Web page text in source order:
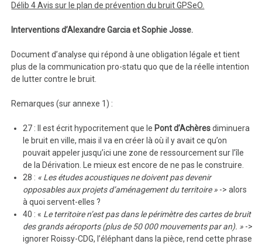
Délib 4 Avis sur le plan de prévention du bruit GPSeO.
Interventions d’Alexandre Garcia et Sophie Josse.
Document d’analyse qui répond à une obligation légale et tient
plus de la communication pro-statu quo que de la réelle intention
de lutter contre le bruit.
Remarques (sur annexe 1) :
27 : Il est écrit hypocritement que le Pont d’Achèresdiminuera
le bruit en ville, mais il va en créer là où il y avait ce qu’on
pouvait appeler jusqu’ici une zone de ressourcement sur l’île
de la Dérivation. Le mieux est encore de ne pas le construire.
28 : « Les études acoustiques ne doivent pas devenir
opposables aux projets d’aménagement du territoire » -> alors
à quoi servent-elles ?
40 : « Le territoire n’est pas dans le périmètre des cartes de bruit
des grands aéroports (plus de 50 000 mouvements par an). » ->
ignorer Roissy-CDG, l’éléphant dans la pièce, rend cette phrase